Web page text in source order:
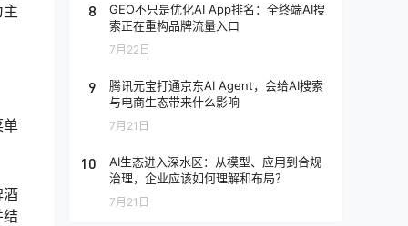
单
酒
8
GEO不只是优化AI App排名：全终端AI搜
索正在重构品牌流量入口
7月22日
9
腾讯元宝打通京东AI Agent，会给AI搜索
与电商生态带来什么影响
7月21日
10
AI生态进入深水区：从模型、应用到合规
治理，企业应该如何理解和布局？
7月21日